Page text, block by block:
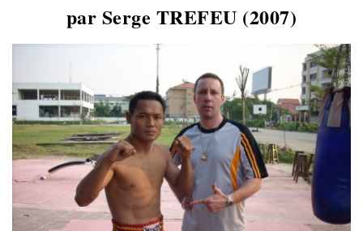
par Serge TREFEU (2007)